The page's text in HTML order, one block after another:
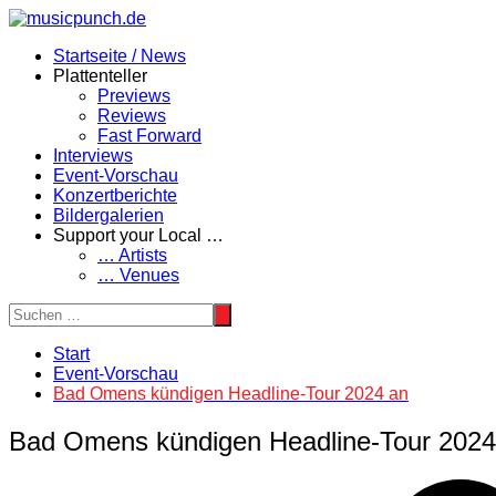
Zum
springenStartseite / News
Plattenteller
Previews
Reviews
Fast Forward
Interviews
Event-Vorschau
Konzertberichte
Bildergalerien
Support your Local …
… Artists
… Venues
Start
Event-Vorschau
Bad Omens kündigen Headline-Tour 2024 an
Bad Omens kündigen Headline-Tour